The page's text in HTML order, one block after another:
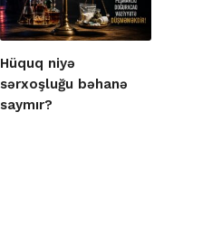
Hüquq niyə
sərxoşluğu bəhanə
saymır?